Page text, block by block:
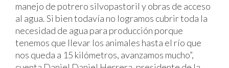
manejo de potrero silvopastoril y obras de acceso
al agua. Si bien todavía no logramos cubrir toda la
necesidad de agua para producción porque
tenemos que llevar los animales hasta el río que
nos queda a 15 kilómetros, avanzamos mucho”,